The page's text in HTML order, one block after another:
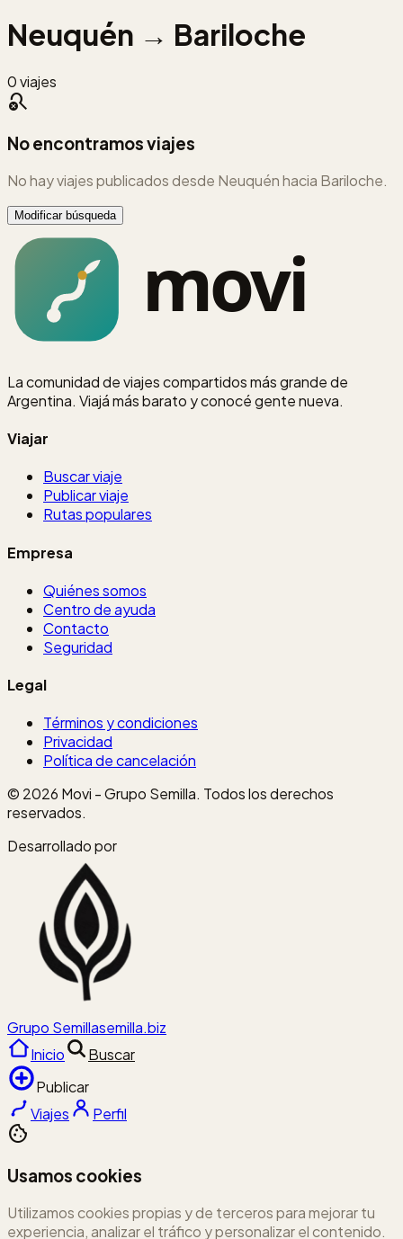
Neuquén → Bariloche
0 viajes
search_off
No encontramos viajes
No hay viajes publicadosdesde Neuquénhacia Bariloche.
Modificar búsqueda
La comunidad de viajes compartidos más grande de
Argentina. Viajá más barato y conocé gente nueva.
Viajar
Buscar viaje
Publicar viaje
Rutas populares
Empresa
Quiénes somos
Centro de ayuda
Contacto
Seguridad
Legal
Términos y condiciones
Privacidad
Política de cancelación
© 2026 Movi - Grupo Semilla. Todos los derechos
reservados.
Desarrollado por
Grupo Semillasemilla.biz
Inicio
Buscar
Publicar
Viajes
Perfil
cookie
Usamos cookies
Utilizamos cookies propias y de terceros para mejorar tu
experiencia, analizar el tráfico y personalizar el contenido.